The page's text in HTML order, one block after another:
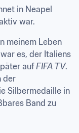
in Neapel
war.
meinem Leben
es, der Italiens
auf FIFA TV.
der
Silbermedaille in
Band zu